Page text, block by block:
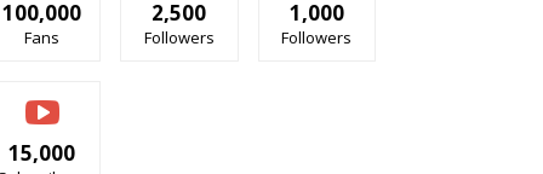
100,000
Fans
2,500
Followers
1,000
Followers
15,000